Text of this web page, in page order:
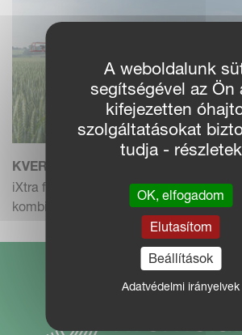
KVERNELAND IXTRA
iXtra fronttartály iXter B függesztett
kombinálva.
A weboldalunk
segítségével az Ön
kifejezetten
szolgáltatásokat
tudja - részletek
OK, elfogadom
Elutasítom
Beállítások
Adatvédelmi irányelvek